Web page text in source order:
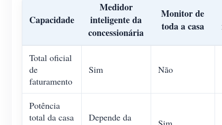
Capacidade
Medidor
inteligente da
concessionária
Monitor de
toda a casa
Total oficial
de
faturamento
Sim Não
Potência
total da casa
Depende da